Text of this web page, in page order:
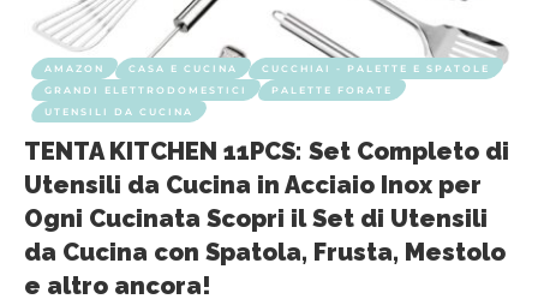
AMAZON CASA E CUCINA
CUCCHIAI - PALETTE E SPATOLE
GRANDI ELETTRODOMESTICI
PALETTE FORATE
UTENSILI DA CUCINA
TENTA KITCHEN 11PCS: Set Completo di
Utensili da Cucina in Acciaio Inox per
Ogni Cucinata Scopri il Set di Utensili
da Cucina con Spatola, Frusta, Mestolo
e altro ancora!